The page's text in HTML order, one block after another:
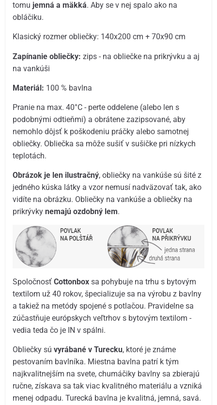
tomu jemná a mäkká. Aby se v nej spalo ako na
obláčiku.
Klasický rozmer obliečky: 140x200 cm + 70x90 cm
Zapínanie obliečky: zips - na obliečke na prikrývku a aj
na vankúši
Materiál: 100 % bavlna
Pranie na max. 40°C - perte oddelene (alebo len s
podobnými odtieňmi) a obrátene zazipsované, aby
nemohlo dôjsť k poškodeniu práčky alebo samotnej
obliečky. Obliečka sa môže sušiť v sušičke pri nízkych
teplotách.
Obrázok je len ilustračný, obliečky na vankúše sú šité z
jedného kúska látky a vzor nemusí nadväzovať tak, ako
vidíte na obrázku. Obliečky na vankúše a obliečky na
prikrývkynemajú ozdobný lem.
SpoločnosťCottonbox sa pohybuje na trhu s bytovým
textilom už 40 rokov, špecializuje sa na výrobu z bavlny
a takiež na metódy spojené s potlačou. Pravidelne sa
zúčastňuje európskych veľtrhov s bytovým textilom -
vedia teda čo je IN v spálni.
Obliečky súvyrábané v Turecku, ktoré je známe
pestovaním bavlníka. Miestna bavlna patrí k tým
najkvalitnejším na svete, chumáčiky bavlny sa zbierajú
ručne, získava sa tak viac kvalitného materiálu a vzniká
menej odpadu. Turecká bavlna je kvalitná, jemná, savá.